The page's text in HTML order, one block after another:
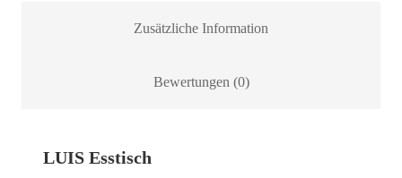
Zusätzliche Information
Bewertungen (0)
LUIS Esstisch